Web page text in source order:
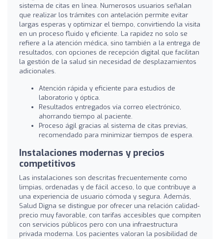
sistema de citas en línea. Numerosos usuarios señalan
que realizar los trámites con antelación permite evitar
largas esperas y optimizar el tiempo, convirtiendo la visita
en un proceso fluido y eficiente. La rapidez no solo se
refiere a la atención médica, sino también a la entrega de
resultados, con opciones de recepción digital que facilitan
la gestión de la salud sin necesidad de desplazamientos
adicionales.
Atención rápida y eficiente para estudios de
laboratorio y óptica.
Resultados entregados vía correo electrónico,
ahorrando tiempo al paciente.
Proceso ágil gracias al sistema de citas previas,
recomendado para minimizar tiempos de espera.
Instalaciones modernas y precios
competitivos
Las instalaciones son descritas frecuentemente como
limpias, ordenadas y de fácil acceso, lo que contribuye a
una experiencia de usuario cómoda y segura. Además,
Salud Digna se distingue por ofrecer una relación calidad-
precio muy favorable, con tarifas accesibles que compiten
con servicios públicos pero con una infraestructura
privada moderna. Los pacientes valoran la posibilidad de